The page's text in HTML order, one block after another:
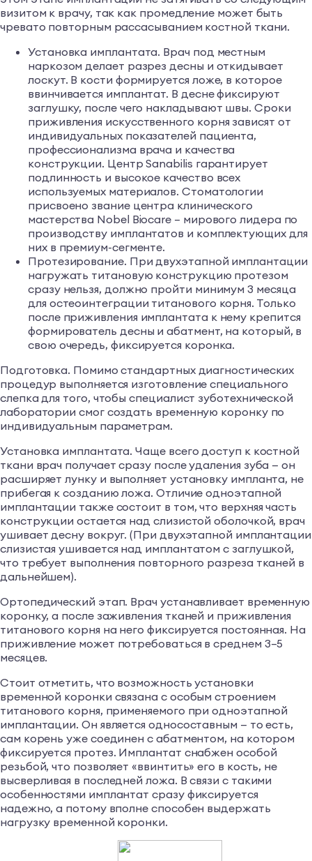
визитом к врачу, так как промедление может быть
чревато повторным рассасыванием костной ткани.
Установка имплантата. Врач под местным
наркозом делает разрез десны и откидывает
лоскут. В кости формируется ложе, в которое
ввинчивается имплантат. В десне фиксируют
заглушку, после чего накладывают швы. Сроки
приживления искусственного корня зависят от
индивидуальных показателей пациента,
профессионализма врача и качества
конструкции. Центр Sanabilis гарантирует
подлинность и высокое качество всех
используемых материалов. Стоматологии
присвоено звание центра клинического
мастерства Nobel Biocare – мирового лидера по
производству имплантатов и комплектующих для
них в премиум-сегменте.
Протезирование. При двухэтапной имплантации
нагружать титановую конструкцию протезом
сразу нельзя, должно пройти минимум 3 месяца
для остеоинтеграции титанового корня. Только
после приживления имплантата к нему крепится
формирователь десны и абатмент, на который, в
свою очередь, фиксируется коронка.
Подготовка. Помимо стандартных диагностических
процедур выполняется изготовление специального
слепка для того, чтобы специалист зуботехнической
лаборатории смог создать временную коронку по
индивидуальным параметрам.
Установка имплантата. Чаще всего доступ к костной
ткани врач получает сразу после удаления зуба — он
расширяет лунку и выполняет установку импланта, не
прибегая к созданию ложа. Отличие одноэтапной
имплантации также состоит в том, что верхняя часть
конструкции остается над слизистой оболочкой, врач
ушивает десну вокруг. (При двухэтапной имплантации
слизистая ушивается над имплантатом с заглушкой,
что требует выполнения повторного разреза тканей в
дальнейшем).
Ортопедический этап. Врач устанавливает временную
коронку, а после заживления тканей и приживления
титанового корня на него фиксируется постоянная. На
приживление может потребоваться в среднем 3–5
месяцев.
Стоит отметить, что возможность установки
временной коронки связана с особым строением
титанового корня, применяемого при одноэтапной
имплантации. Он является односоставным — то есть,
сам корень уже соединен с абатментом, на котором
фиксируется протез. Имплантат снабжен особой
резьбой, что позволяет «ввинтить» его в кость, не
высверливая в последней ложа. В связи с такими
особенностями имплантат сразу фиксируется
надежно, а потому вполне способен выдержать
нагрузку временной коронки.